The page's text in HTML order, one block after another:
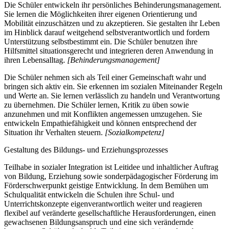
Die Schüler entwickeln ihr persönliches Behinderungsmanagement.
Sie lernen die Möglichkeiten ihrer eigenen Orientierung und
Mobilität einzuschätzen und zu akzeptieren. Sie gestalten ihr Leben
im Hinblick darauf weitgehend selbstverantwortlich und fordern
Unterstützung selbstbestimmt ein. Die Schüler benutzen ihre
Hilfsmittel situationsgerecht und integrieren deren Anwendung in
ihren Lebensalltag. [Behinderungsmanagement]
Die Schüler nehmen sich als Teil einer Gemeinschaft wahr und
bringen sich aktiv ein. Sie erkennen im sozialen Miteinander Regeln
und Werte an. Sie lernen verlässlich zu handeln und Verantwortung
zu übernehmen. Die Schüler lernen, Kritik zu üben sowie
anzunehmen und mit Konflikten angemessen umzugehen. Sie
entwickeln Empathiefähigkeit und können entsprechend der
Situation ihr Verhalten steuern. [Sozialkompetenz]
Gestaltung des Bildungs- und Erziehungsprozesses
Teilhabe in sozialer Integration ist Leitidee und inhaltlicher Auftrag
von Bildung, Erziehung sowie sonderpädagogischer Förderung im
Förderschwerpunkt geistige Entwicklung. In dem Bemühen um
Schulqualität entwickeln die Schulen ihre Schul- und
Unterrichtskonzepte eigenverantwortlich weiter und reagieren
flexibel auf veränderte gesellschaftliche Herausforderungen, einen
gewachsenen Bildungsanspruch und eine sich verändernde